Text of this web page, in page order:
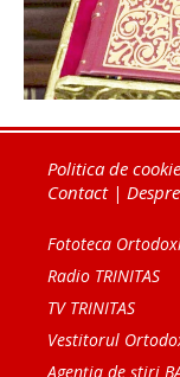
Politica de cookie
Contact|
Fototeca
Radio TRINITAS
TV TRINITAS
Vestitorul
Agenţia de ştiri